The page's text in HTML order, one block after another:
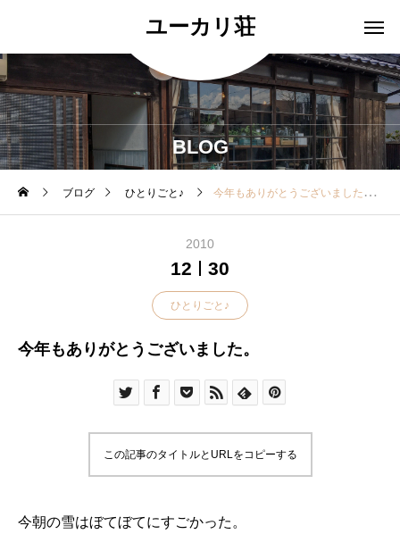
ユーカリ荘
BLOG
ブログ ひとりごと♪ 今年もありがとうございました。
2010
12 30
ひとりごと♪
今年もありがとうございました。
この記事のタイトルとURLをコピーする
今朝の雪はぼてぼてにすごかった。